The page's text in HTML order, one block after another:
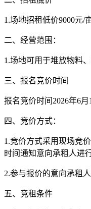
1.场地招租低价9000元/
二、经营范围：
1.场地可用于堆放物料
三、报名竞价时间
报名竞价时间2026年6月
四、竞价方式：
1.竞价方式采用现场竞
时间通知意向承租人进
2.参与报价的意向承租
五、竞租条件